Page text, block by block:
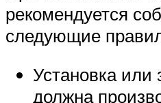
рекомендуется
следующие
Установка или
должна